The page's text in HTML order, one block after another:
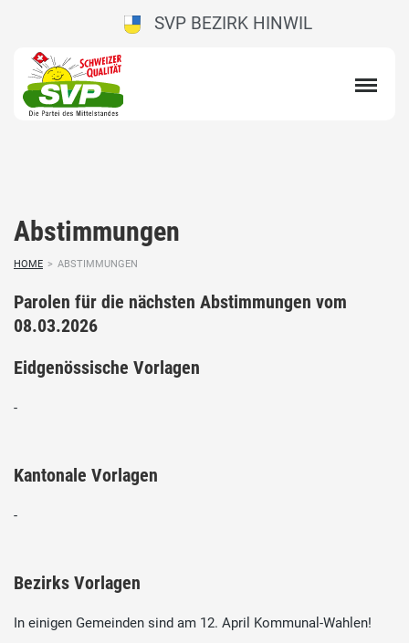
SVP BEZIRK HINWIL
Abstimmungen
HOME > ABSTIMMUNGEN
Parolen für die nächsten Abstimmungen vom
08.03.2026
Eidgenössische Vorlagen
-
Kantonale Vorlagen
-
Bezirks Vorlagen
In einigen Gemeinden sind am 12. April Kommunal-Wahlen!